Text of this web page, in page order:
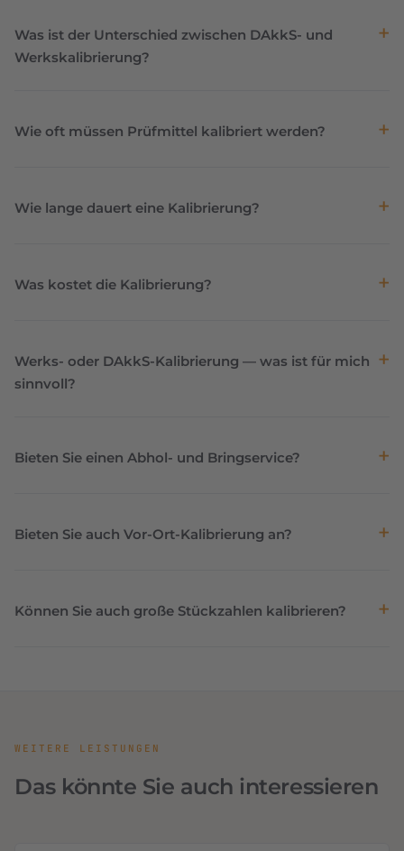
Was ist der Unterschied zwischen DAkkS- und
Werkskalibrierung?
Wie oft müssen Prüfmittel kalibriert werden?
Wie lange dauert eine Kalibrierung?
Was kostet die Kalibrierung?
Werks- oder DAkkS-Kalibrierung — was ist für mich
sinnvoll?
Bieten Sie einen Abhol- und Bringservice?
Bieten Sie auch Vor-Ort-Kalibrierung an?
Können Sie auch große Stückzahlen kalibrieren?
WEITERE LEISTUNGEN
Das könnte Sie auch interessieren